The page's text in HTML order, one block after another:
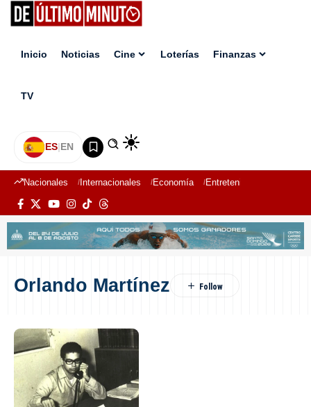
Inicio Noticias Cine Loterías Finanzas
TV
ES|EN
Nacionales Internacionales Economía Entretenimiento
Orlando Martínez